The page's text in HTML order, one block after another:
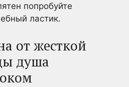
попробуйте
ластик.
от жесткой
душа